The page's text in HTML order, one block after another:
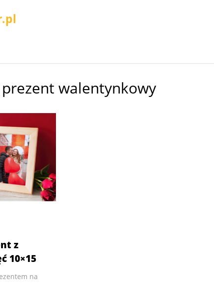
prezent walentynkowy
z
10×15
na